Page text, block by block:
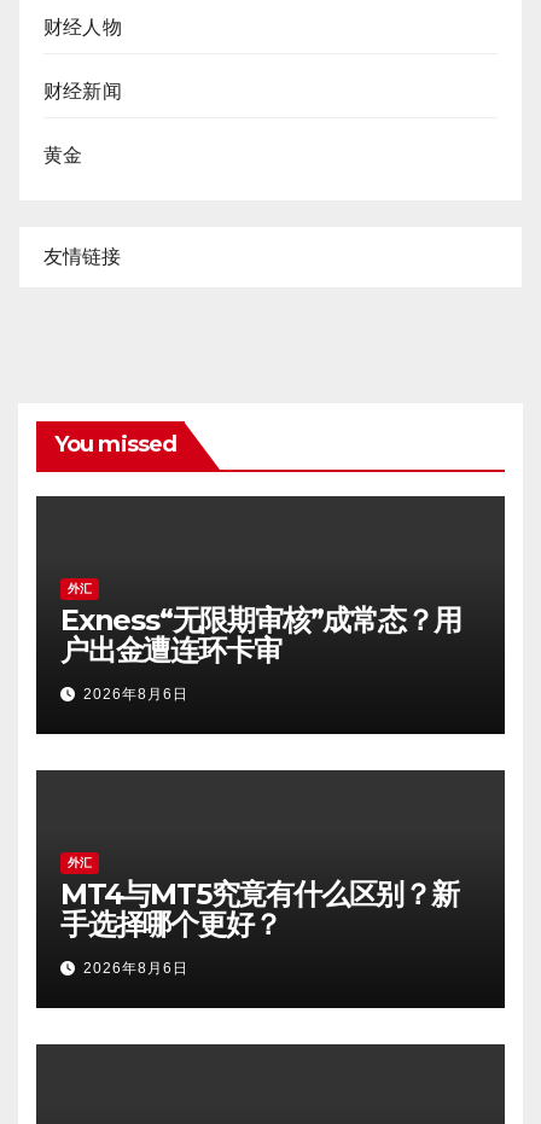
财经人物
财经新闻
黄金
友情链接
You missed
外汇
Exness“无限期审核”成常态？用
户出金遭连环卡审
2026年8月6日
外汇
MT4与MT5究竟有什么区别？新
手选择哪个更好？
2026年8月6日